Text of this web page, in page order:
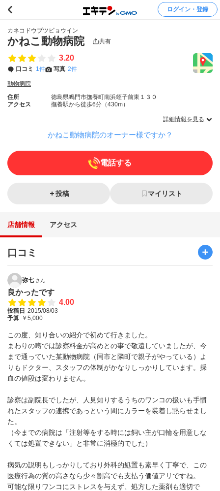
ログイン・登録
カネコドウブツビョウイン
かねこ動物病院 共有
3.20
口コミ 1件 写真 2件
動物病院
住所
徳島県鳴門市撫養町南浜蛭子前東１３０
アクセス
撫養駅から徒歩6分（430m）
詳細情報を見る
かねこ動物病院のオーナー様ですか？
電話する
投稿 マイリスト
店舗情報 アクセス
口コミ
弥七 さん
良かったです
4.00
投稿日 2015/08/03
予算 ￥5,000
この度、知り合いの紹介で初めて行きました。
まわりの噂では診察料金が高めとの事で敬遠していましたが、今
まで通っていた某動物病院（同市と隣町で親子がやっている）よ
りもドクター、スタッフの体制がかなりしっかりしています。採
血の値段は変わりません。
診察は副院長でしたが、人見知りするうちのワンコの扱いも手慣
れたスタッフの連携であっという間にカラーを装着し黙らせまし
た。
（今までの病院は「注射等をする時には飼い主が口輪を用意しな
くては処置できない」と非常に消極的でした）
病気の説明もしっかりしており外科的処置も素早く丁寧で、この
医療行為の質の高さなら少々割高でも支払う価値アリですね。
可能な限りワンコにストレスを与えず、処方した薬剤も適切で